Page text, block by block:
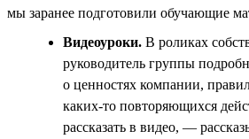
мы заранее подготовили обучающие
Видеоуроки. В роликах
руководитель группы
о ценностях компании,
каких-то повторяющихся
рассказать в видео, —